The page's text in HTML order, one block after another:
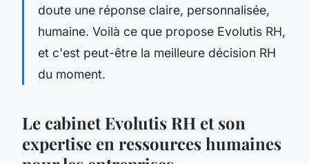
doute une réponse claire, personnalisée,
humaine. Voilà ce que propose Evolutis RH,
et c'est peut-être la meilleure décision RH
du moment.
Le cabinet Evolutis RH et son
expertise en ressources humaines